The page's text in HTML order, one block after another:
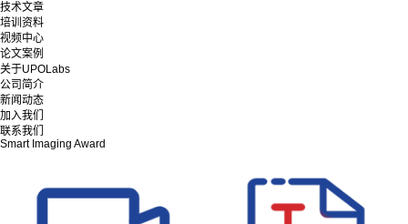
技术文章
培训资料
视频中心
论文案例
关于UPOLabs
公司简介
新闻动态
加入我们
联系我们
Smart Imaging Award